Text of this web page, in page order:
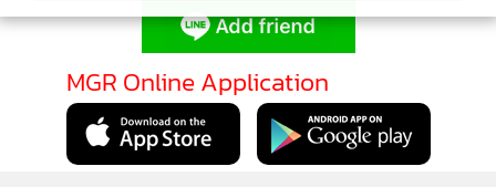
MGR Online Application